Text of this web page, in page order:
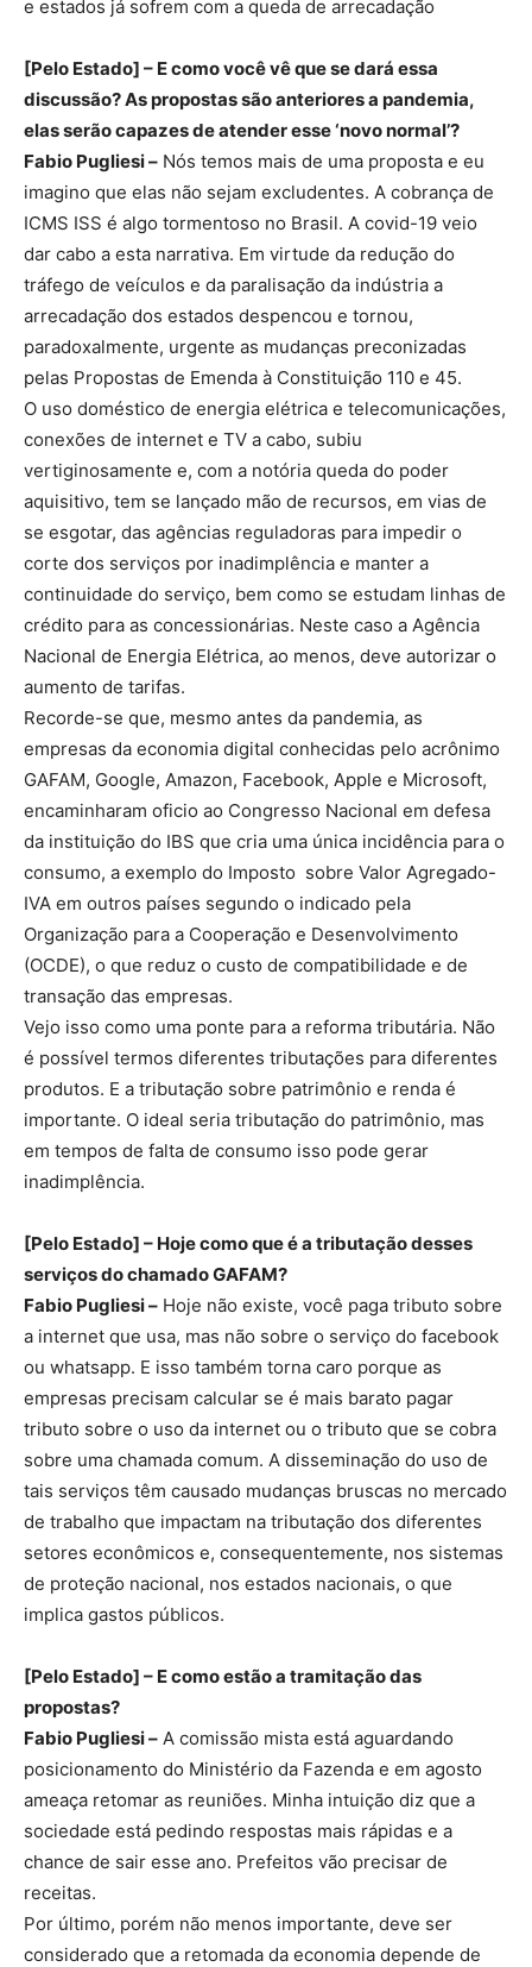
e estados já sofrem com a queda de arrecadação
[Pelo Estado] – E como você vê que se dará essa
discussão? As propostas são anteriores a pandemia,
elas serão capazes de atender esse ‘novo normal’?
Fabio Pugliesi – Nós temos mais de uma proposta e eu
imagino que elas não sejam excludentes. A cobrança de
ICMS ISS é algo tormentoso no Brasil. A covid-19 veio
dar cabo a esta narrativa. Em virtude da redução do
tráfego de veículos e da paralisação da indústria a
arrecadação dos estados despencou e tornou,
paradoxalmente, urgente as mudanças preconizadas
pelas Propostas de Emenda à Constituição 110 e 45.
O uso doméstico de energia elétrica e telecomunicações,
conexões de internet e TV a cabo, subiu
vertiginosamente e, com a notória queda do poder
aquisitivo, tem se lançado mão de recursos, em vias de
se esgotar, das agências reguladoras para impedir o
corte dos serviços por inadimplência e manter a
continuidade do serviço, bem como se estudam linhas de
crédito para as concessionárias. Neste caso a Agência
Nacional de Energia Elétrica, ao menos, deve autorizar o
aumento de tarifas.
Recorde-se que, mesmo antes da pandemia, as
empresas da economia digital conhecidas pelo acrônimo
GAFAM, Google, Amazon, Facebook, Apple e Microsoft,
encaminharam oficio ao Congresso Nacional em defesa
da instituição do IBS que cria uma única incidência para o
consumo, a exemplo do Imposto sobre Valor Agregado-
IVA em outros países segundo o indicado pela
Organização para a Cooperação e Desenvolvimento
(OCDE), o que reduz o custo de compatibilidade e de
transação das empresas.
Vejo isso como uma ponte para a reforma tributária. Não
é possível termos diferentes tributações para diferentes
produtos. E a tributação sobre patrimônio e renda é
importante. O ideal seria tributação do patrimônio, mas
em tempos de falta de consumo isso pode gerar
inadimplência.
[Pelo Estado] – Hoje como que é a tributação desses
serviços do chamado GAFAM?
Fabio Pugliesi – Hoje não existe, você paga tributo sobre
a internet que usa, mas não sobre o serviço do facebook
ou whatsapp. E isso também torna caro porque as
empresas precisam calcular se é mais barato pagar
tributo sobre o uso da internet ou o tributo que se cobra
sobre uma chamada comum. A disseminação do uso de
tais serviços têm causado mudanças bruscas no mercado
de trabalho que impactam na tributação dos diferentes
setores econômicos e, consequentemente, nos sistemas
de proteção nacional, nos estados nacionais, o que
implica gastos públicos.
[Pelo Estado] – E como estão a tramitação das
propostas?
Fabio Pugliesi – A comissão mista está aguardando
posicionamento do Ministério da Fazenda e em agosto
ameaça retomar as reuniões. Minha intuição diz que a
sociedade está pedindo respostas mais rápidas e a
chance de sair esse ano. Prefeitos vão precisar de
receitas.
Por último, porém não menos importante, deve ser
considerado que a retomada da economia depende de